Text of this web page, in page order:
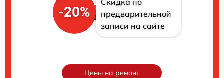
-20%
предварительной
записи на сайте
Цены на ремонт